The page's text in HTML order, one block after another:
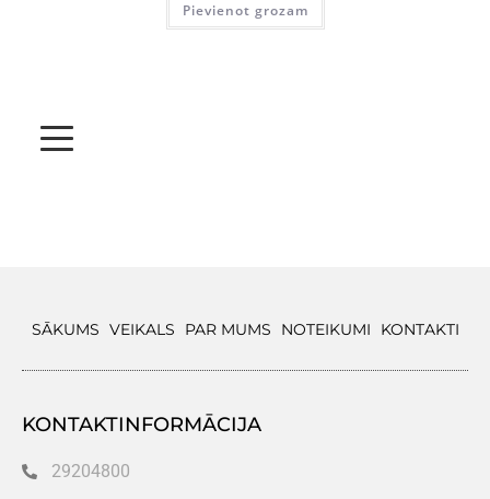
Pievienot grozam
SĀKUMS VEIKALS PAR MUMS NOTEIKUMI KONTAKTI
KONTAKTINFORMĀCIJA
29204800